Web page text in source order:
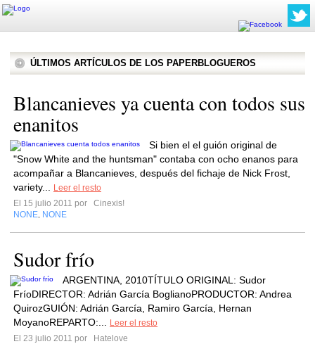
ÚLTIMOS ARTÍCULOS DE LOS PAPERBLOGUEROS
Blancanieves ya cuenta con todos sus
enanitos
Si bien el el guión original de
"Snow White and the huntsman" contaba con ocho enanos para
acompañar a Blancanieves, después del fichaje de Nick Frost,
variety...
Leer el resto
El 15 julio 2011 por
Cinexis!
NONE NONE
Sudor frío
ARGENTINA, 2010TÍTULO ORIGINAL: Sudor
FríoDIRECTOR: Adrián García BoglianoPRODUCTOR: Andrea
QuirozGUIÓN: Adrián García, Ramiro García, Hernan
MoyanoREPARTO:...
Leer el resto
El 23 julio 2011 por
Hatelove